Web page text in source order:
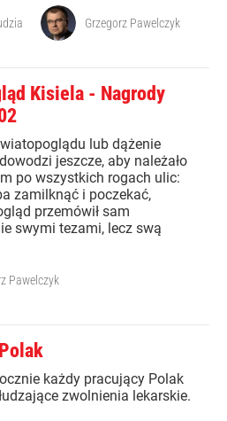
Grzegorz Pawelczyk
Kisiela - Nagrody
lub dążenie
jeszcze, aby należało
po wszystkich rogach ulic:
zamilknąć i poczekać,
przemówił sam
swymi tezami, lecz swą
Pawelczyk
każdy pracujący Polak
zwolnienia lekarskie.